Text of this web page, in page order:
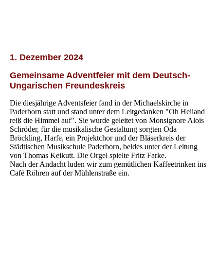
1. Dezember 2024
Gemeinsame Adventfeier mit dem Deutsch-
Ungarischen Freundeskreis
Die diesjährige Adventsfeier fand in der Michaelskirche in
Paderborn statt und stand unter dem Leitgedanken "Oh Heiland
reiß die Himmel auf". Sie wurde geleitet von Monsignore Alois
Schröder, für die musikalische Gestaltung sorgten Oda
Bröckling, Harfe, ein Projektchor und der Bläserkreis der
Städtischen Musikschule Paderborn, beides unter der Leitung
von Thomas Keikutt. Die Orgel spielte Fritz Farke.
Nach der Andacht luden wir zum gemütlichen Kaffeetrinken ins
Café Röhren auf der Mühlenstraße ein.